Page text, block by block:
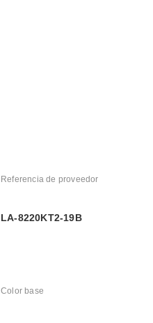
Referencia de proveedor
LA-8220KT2-19B
Color base